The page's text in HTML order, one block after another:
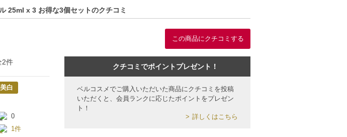
25ml x 3 お得な3個セットのクチコミ
この商品にクチコミする
2件
美白
0
1件
クチコミでポイントプレゼント！
ベルコスメでご購入いただいた商品にクチコミを投稿
いただくと、会員ランクに応じたポイントをプレゼン
ト！
詳しくはこちら